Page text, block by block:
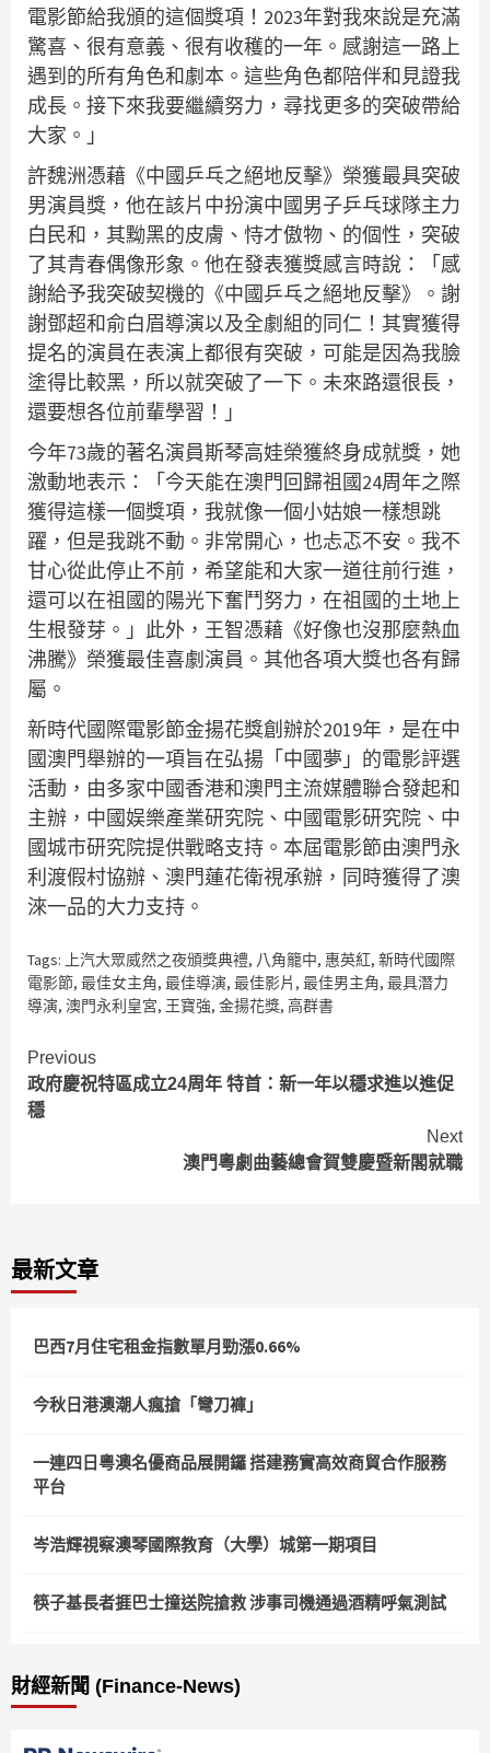
電影節給我頒的這個獎項！2023年對我來說是充滿
驚喜、很有意義、很有收穫的一年。感謝這一路上
遇到的所有角色和劇本。這些角色都陪伴和見證我
成長。接下來我要繼續努力，尋找更多的突破帶給
大家。」
許魏洲憑藉《中國乒乓之絕地反擊》榮獲最具突破
男演員獎，他在該片中扮演中國男子乒乓球隊主力
白民和，其黝黑的皮膚、恃才傲物、的個性，突破
了其青春偶像形象。他在發表獲獎感言時說：「感
謝給予我突破契機的《中國乒乓之絕地反擊》。謝
謝鄧超和俞白眉導演以及全劇組的同仁！其實獲得
提名的演員在表演上都很有突破，可能是因為我臉
塗得比較黑，所以就突破了一下。未來路還很長，
還要想各位前輩學習！」
今年73歲的著名演員斯琴高娃榮獲終身成就獎，她
激動地表示：「今天能在澳門回歸祖國24周年之際
獲得這樣一個獎項，我就像一個小姑娘一樣想跳
躍，但是我跳不動。非常開心，也忐忑不安。我不
甘心從此停止不前，希望能和大家一道往前行進，
還可以在祖國的陽光下奮鬥努力，在祖國的土地上
生根發芽。」此外，王智憑藉《好像也沒那麼熱血
沸騰》榮獲最佳喜劇演員。其他各項大獎也各有歸
屬。
新時代國際電影節金揚花獎創辦於2019年，是在中
國澳門舉辦的一項旨在弘揚「中國夢」的電影評選
活動，由多家中國香港和澳門主流媒體聯合發起和
主辦，中國娱樂產業研究院、中國電影研究院、中
國城市研究院提供戰略支持。本屆電影節由澳門永
利渡假村協辦、澳門蓮花衛視承辦，同時獲得了澳
淶一品的大力支持。
Tags: 上汽大眾威然之夜頒獎典禮, 八角籠中, 惠英紅, 新時代國際
電影節, 最佳女主角, 最佳導演, 最佳影片 , 最佳男主角, 最具潛力
導演, 澳門永利皇宮, 王寶強, 金揚花獎, 高群書
Continue
Reading
Previous
政府慶祝特區成立24周年 特首：新一年以穩求進以進促
穩
Next
澳門粵劇曲藝總會賀雙慶暨新閣就職
最新文章
巴西7月住宅租金指數單月勁漲0.66%
今秋日港澳潮人瘋搶「彎刀褲」
一連四日粵澳名優商品展開鑼 搭建務實高效商貿合作服務
平台
岑浩輝視察澳琴國際教育（大學）城第一期項目
筷子基長者捱巴士撞送院搶救 涉事司機通過酒精呼氣測試
財經新聞 (Finance-News)